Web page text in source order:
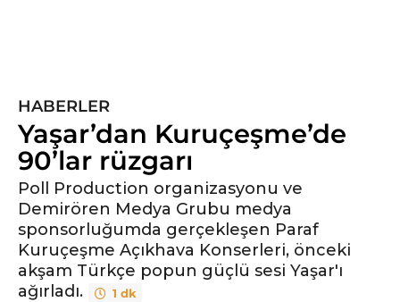
l
ö
n
c
e
HABERLER
Yaşar’dan Kuruçeşme’de
90’lar rüzgarı
Poll Production organizasyonu ve
Demirören Medya Grubu medya
sponsorluğumda gerçekleşen Paraf
Kuruçeşme Açıkhava Konserleri, önceki
akşam Türkçe popun güçlü sesi Yaşar'ı
ağırladı.
1 dk